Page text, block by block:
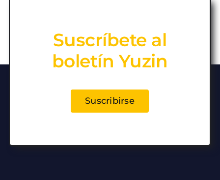
Suscríbete al
boletín Yuzin
Suscribirse